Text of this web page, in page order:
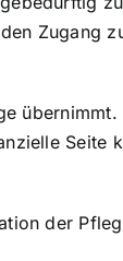
Zugang
Seite
der